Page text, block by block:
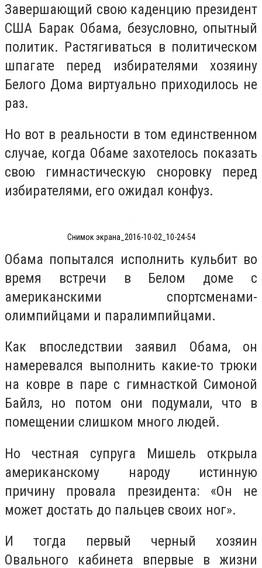
Завершающий свою каденцию президент
США Барак Обама, безусловно, опытный
политик. Растягиваться в политическом
шпагате перед избирателями хозяину
Белого Дома виртуально приходилось не
раз.
Но вот в реальности в том единственном
случае, когда Обаме захотелось показать
свою гимнастическую сноровку перед
избирателями, его ожидал конфуз.
Снимок экрана_2016-10-02_10-24-54
Обама попытался исполнить кульбит во
время встречи в Белом доме с
американскими спортсменами-
олимпийцами и паралимпийцами.
Как впоследствии заявил Обама, он
намеревался выполнить какие-то трюки
на ковре в паре с гимнасткой Симоной
Байлз, но потом они подумали, что в
помещении слишком много людей.
Но честная супруга Мишель открыла
американскому народу истинную
причину провала президента: «Он не
может достать до пальцев своих ног».
И тогда первый черный хозяин
Овального кабинета впервые в жизни